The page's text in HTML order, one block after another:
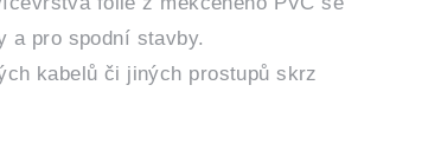
a pro spodní stavby.
kabelů či jiných prostupů skrz